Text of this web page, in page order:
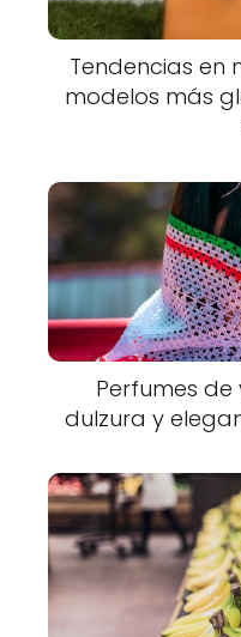
Tendencias en
modelos más
Perfumes
dulzura y